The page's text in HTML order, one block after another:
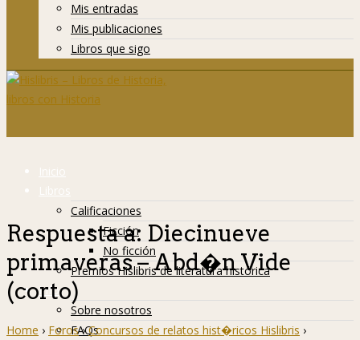
Mis entradas
Mis publicaciones
Libros que sigo
Inicio
Libros
Calificaciones
Ficción
No ficción
Premios Hislibris de literatura histórica
Info
Sobre nosotros
FAQs
Respuesta a: Diecinueve
primaveras – Abd�n Vide
(corto)
Home › Foros › Concursos de relatos hist�ricos Hislibris ›